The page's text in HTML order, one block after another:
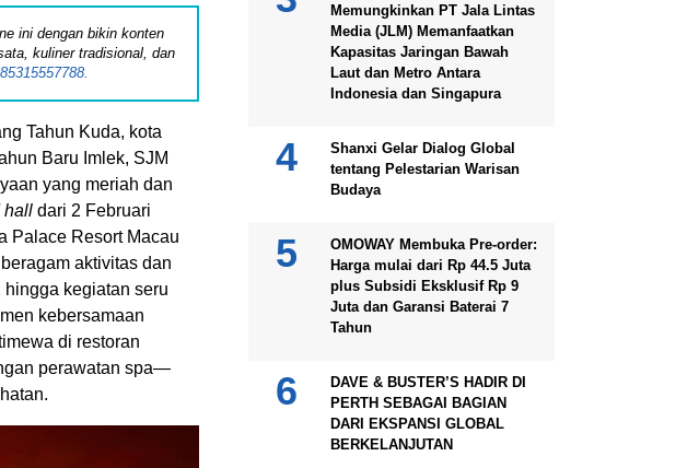
ini dengan bikin konten
kuliner tradisional, dan
Tahun Kuda, kota
Baru Imlek, SJM
yang meriah dan
hall dari 2 Februari
Palace Resort Macau
aktivitas dan
kegiatan seru
kebersamaan
di restoran
perawatan spa—
Memungkinkan PT Jala Lintas
Media (JLM) Memanfaatkan
Kapasitas Jaringan Bawah
Laut dan Metro Antara
Indonesia dan Singapura
Shanxi Gelar Dialog Global
tentang Pelestarian Warisan
Budaya
OMOWAY Membuka Pre-order:
Harga mulai dari Rp 44.5 Juta
plus Subsidi Eksklusif Rp 9
Juta dan Garansi Baterai 7
Tahun
DAVE & BUSTER’S HADIR DI
PERTH SEBAGAI BAGIAN
DARI EKSPANSI GLOBAL
BERKELANJUTAN